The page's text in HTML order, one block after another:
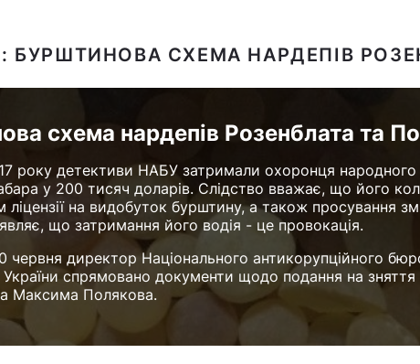
СХЕМА НАРДЕПІВ
схема нардепів Розенблата та
року детективи НАБУ затримали охоронця
у 200 тисяч доларів. Слідство вважає, що його
ліцензії на видобуток бурштину, а також просування
що затримання його водія - це провокація.
директор Національного антикорупційного
спрямовано документи щодо подання на
Максима Полякова.